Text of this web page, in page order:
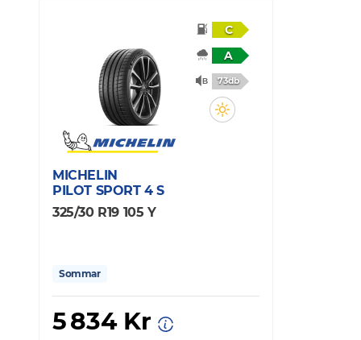
C
A
73db
MICHELIN
PILOT SPORT 4 S
325/30 R19 105 Y
Sommar
5 834 Kr